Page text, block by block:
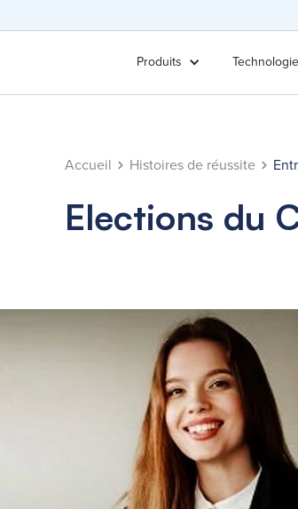
Produits Technologie
Accueil Histoires de réussite
Elections du